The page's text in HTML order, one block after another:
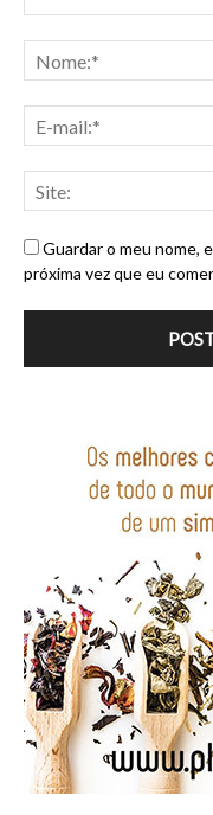
Guardar o meu nome,
próxima vez que eu